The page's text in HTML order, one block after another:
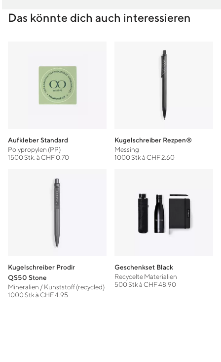
Das könnte dich auch interessieren
Aufkleber Standard
Polypropylen (PP)
1500 Stk. à CHF 0.70
Kugelschreiber Rezpen®
Messing
1000 Stk à CHF 2.60
Kugelschreiber Prodir
QS50 Stone
Mineralien / Kunststoff (recycled)
1000 Stk à CHF 4.95
Geschenkset Black
Recycelte Materialien
500 Stk à CHF 48.90